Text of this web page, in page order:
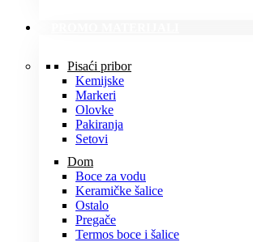
Pisaći pribor
Kemijske
Markeri
Olovke
Pakiranja
Setovi
Dom
Boce za vodu
Keramičke šalice
Ostalo
Pregače
Termos boce i šalice